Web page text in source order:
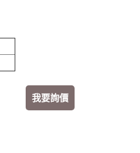
我要詢價